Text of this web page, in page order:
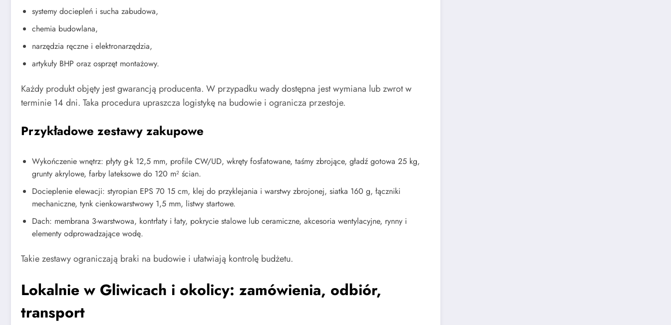
systemy dociepleń i sucha zabudowa,
chemia budowlana,
narzędzia ręczne i elektronarzędzia,
artykuły BHP oraz osprzęt montażowy.
Każdy produkt objęty jest gwarancją producenta. W przypadku wady dostępna jest wymiana lub zwrot w
terminie 14 dni. Taka procedura upraszcza logistykę na budowie i ogranicza przestoje.
Przykładowe zestawy zakupowe
Wykończenie wnętrz: płyty g-k 12,5 mm, profile CW/UD, wkręty fosfatowane, taśmy zbrojące, gładź gotowa 25 kg,
grunty akrylowe, farby lateksowe do 120 m² ścian.
Docieplenie elewacji: styropian EPS 70 15 cm, klej do przyklejania i warstwy zbrojonej, siatka 160 g, łączniki
mechaniczne, tynk cienkowarstwowy 1,5 mm, listwy startowe.
Dach: membrana 3-warstwowa, kontrłaty i łaty, pokrycie stalowe lub ceramiczne, akcesoria wentylacyjne, rynny i
elementy odprowadzające wodę.
Takie zestawy ograniczają braki na budowie i ułatwiają kontrolę budżetu.
Lokalnie w Gliwicach i okolicy: zamówienia, odbiór,
transport